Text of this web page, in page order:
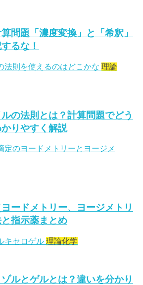
問題「濃度変換」と「希釈」
るな！
理論
ルの法則とは？計算問題でどう
りやすく解説
ードメトリー、ヨージメトリ
指示薬まとめ
理論化学
ゾルとゲルとは？違いを分かり